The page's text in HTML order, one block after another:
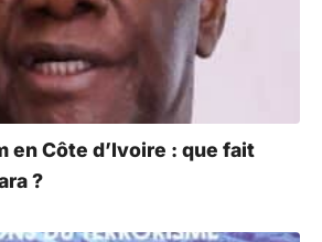
en Côte d’Ivoire : que fait
?